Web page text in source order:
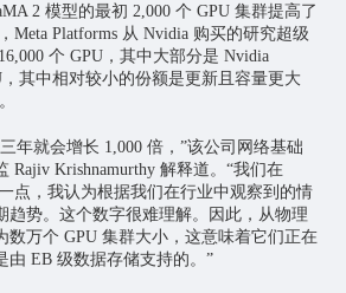
2 模型的最初 2,000 个 GPU 集群提高了
Meta Platforms 从 Nvidia 购买的研究超级
个 GPU，其中大部分是 Nvidia
，其中相对较小的份额是更新且容量更大
年就会增长 1,000 倍，”该公司网络基础
Rajiv Krishnamurthy 解释道。“我们在
点，我认为根据我们在行业中观察到的情
趋势。这个数字很难理解。因此，从物理
数万个 GPU 集群大小，这意味着它们正在
由 EB 级数据存储支持的。”